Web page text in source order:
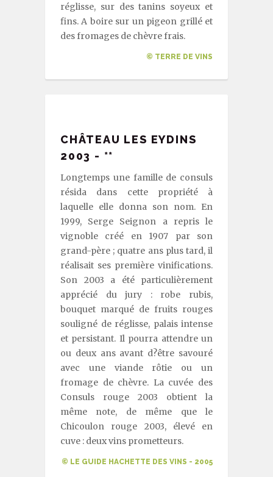
réglisse, sur des tanins soyeux et
fins. A boire sur un pigeon grillé et
des fromages de chèvre frais.
© TERRE DE VINS
CHÂTEAU LES EYDINS
2003 - **
Longtemps une famille de consuls
résida dans cette propriété à
laquelle elle donna son nom. En
1999, Serge Seignon a repris le
vignoble créé en 1907 par son
grand-père ; quatre ans plus tard, il
réalisait ses première vinifications.
Son 2003 a été particulièrement
apprécié du jury : robe rubis,
bouquet marqué de fruits rouges
souligné de réglisse, palais intense
et persistant. Il pourra attendre un
ou deux ans avant d?être savouré
avec une viande rôtie ou un
fromage de chèvre. La cuvée des
Consuls rouge 2003 obtient la
même note, de même que le
Chicoulon rouge 2003, élevé en
cuve : deux vins prometteurs.
© LE GUIDE HACHETTE DES VINS - 2005